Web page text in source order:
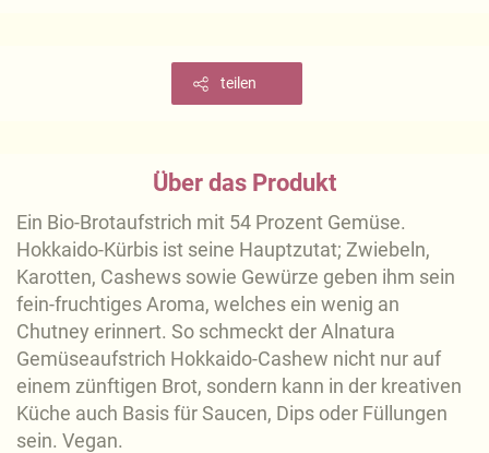
teilen
Über das Produkt
Ein Bio-Brotaufstrich mit 54 Prozent Gemüse.
Hokkaido-Kürbis ist seine Hauptzutat; Zwiebeln,
Karotten, Cashews sowie Gewürze geben ihm sein
fein-fruchtiges Aroma, welches ein wenig an
Chutney erinnert. So schmeckt der Alnatura
Gemüseaufstrich Hokkaido-Cashew nicht nur auf
einem zünftigen Brot, sondern kann in der kreativen
Küche auch Basis für Saucen, Dips oder Füllungen
sein. Vegan.